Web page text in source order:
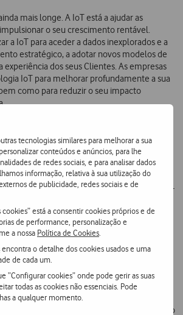
tecnologias similares para melhorar a sua
conteúdos e anúncios, para lhe
de redes sociais, e para analisar dados
informação, relativa à sua utilização do
de publicidade, redes sociais e de
cookies” está a consentir cookies próprios e de
de performance, personalização e
a nossa Política de Cookies
encontra o detalhe dos cookies usados e uma
de cada um.
“Configurar cookies” onde pode gerir as suas
todas as cookies não essenciais. Pode
a qualquer momento.
mais longe. A IoT está a ajudar as
o seu crescimento rentável.
a IoT para aceder a dados inexplorados e a
estratégico, a adotar novos modelos de
experiência dos seus Clientes. As empresas
IoT para melhorar profundamente a sua
como para reduzir o seu impacto
maior relevância à medida que as
a digitalizar as suas operações. De acordo
da Vodafone Business, 87% das
IoT fundamental para o seu sucesso futuro.
IoT em 182 países, soluções “end-
de conectividade. Através de uma
para a gestão cartões IoT, a Vodafone
IoT em todo o mundo, garantindo a
de utilização aos seus Clientes.
tem tido um papel importante nos
obtidos pelo Grupo. O Centro de
of Things, instalado no nosso País, conta
que trabalha diariamente no
para o mercado nacional e para todo o